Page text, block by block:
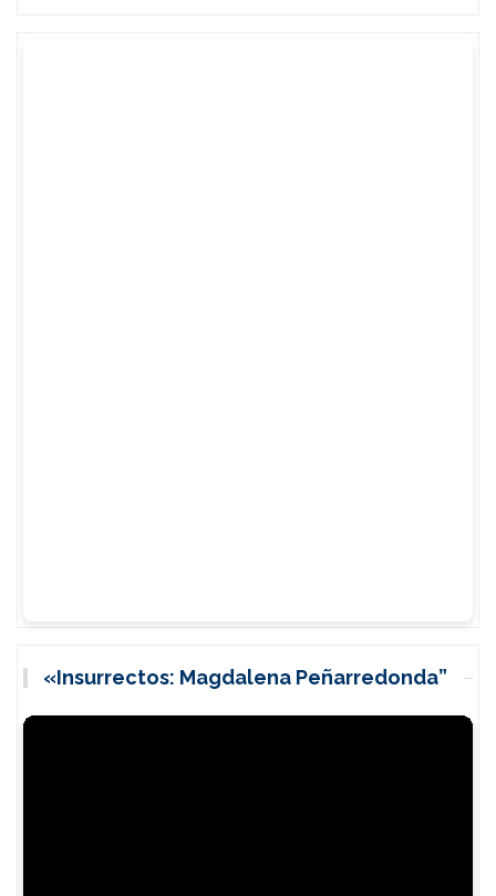
«Insurrectos: Magdalena Peñarredonda”